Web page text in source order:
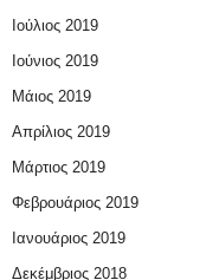
Ιούλιος 2019
Ιούνιος 2019
Μάιος 2019
Απρίλιος 2019
Μάρτιος 2019
Φεβρουάριος 2019
Ιανουάριος 2019
Δεκέμβριος 2018